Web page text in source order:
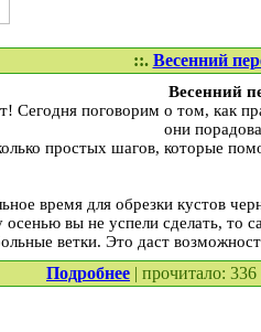
::. Весенний
Весенний
Сегодня поговорим о том, как
они
простых шагов, которые
время для обрезки кустов
осенью вы не успели сделать, то
ветки. Это даст
Подробнее | прочитало: 336